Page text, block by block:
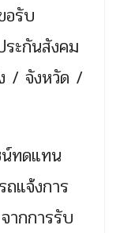
อรับ
ะกันสังคม
/ จังหวัด /
ทดแทน
ถแจ้งการ
ากการรับ